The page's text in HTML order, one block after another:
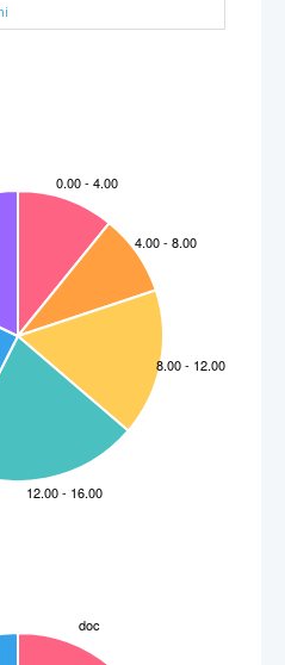
ki so živeli na rodovitni zemlji med